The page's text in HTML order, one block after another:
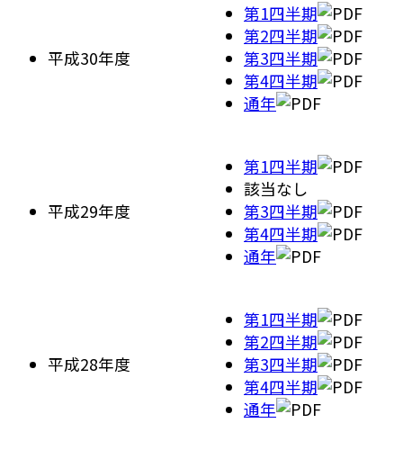
平成30年度
第1四半期
第2四半期
第3四半期
第4四半期
通年
平成29年度
第1四半期
該当なし
第3四半期
第4四半期
通年
平成28年度
第1四半期
第2四半期
第3四半期
第4四半期
通年